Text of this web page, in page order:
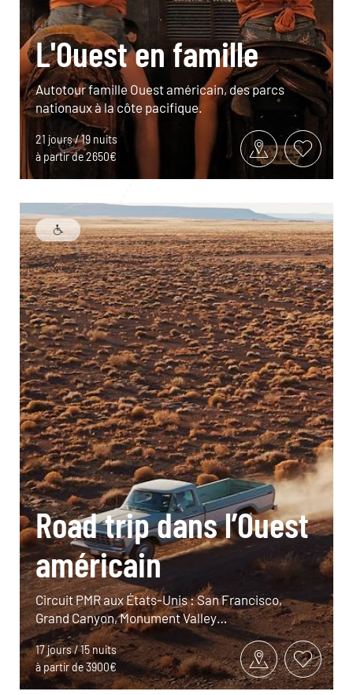
L'Ouest en famille
Autotour famille Ouest américain, des parcs
nationaux à la côte pacifique.
21 jours / 19 nuits
à partir de 2650€
Road trip dans l’Ouest
américain
Circuit PMR aux États-Unis : San Francisco,
Grand Canyon, Monument Valley…
17 jours / 15 nuits
à partir de 3900€